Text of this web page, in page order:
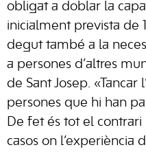
obligat a doblar la
inicialment prevista de
degut també a la
a persones d’altres
de Sant Josep.
persones que hi han
De fet és tot el
casos on l’experiència